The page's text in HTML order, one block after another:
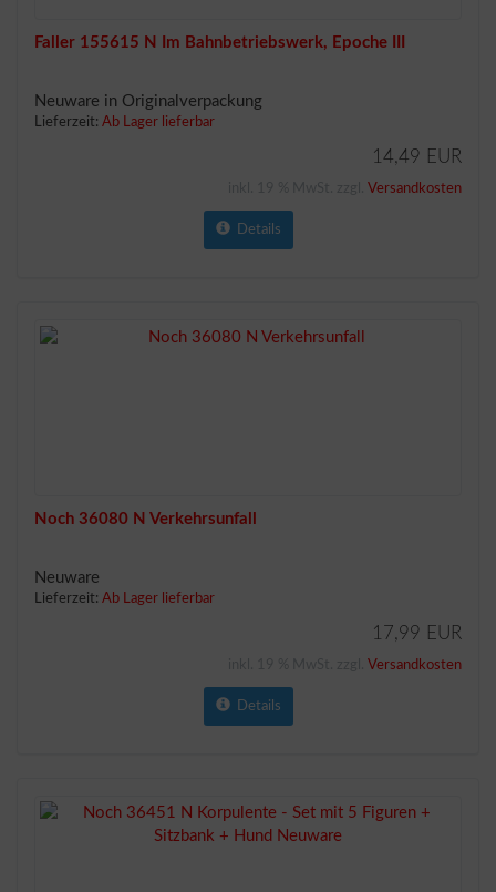
Faller 155615 N Im Bahnbetriebswerk, Epoche III
Neuware in Originalverpackung
Lieferzeit: Ab Lager lieferbar
14,49 EUR
Versandkosten
Details
Noch 36080 N Verkehrsunfall
Neuware
Lieferzeit: Ab Lager lieferbar
17,99 EUR
Versandkosten
Details